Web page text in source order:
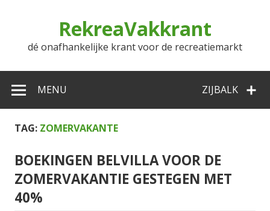
RekreaVakkrant
dé onafhankelijke krant voor de recreatiemarkt
ZIJBALK
MENU
TAG: ZOMERVAKANTE
BOEKINGEN BELVILLA VOOR DE
ZOMERVAKANTIE GESTEGEN MET
40%